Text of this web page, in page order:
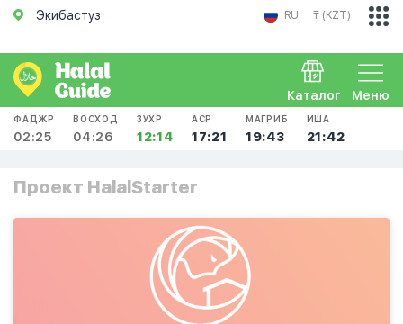
Экибастуз RU ₸ (KZT)
Меню
Каталог
ФАДЖР
02:25
ВОСХОД
04:26
ЗУХР
12:14
АСР
17:21
МАГРИБ
19:43
ИША
21:42
Проект HalalStarter